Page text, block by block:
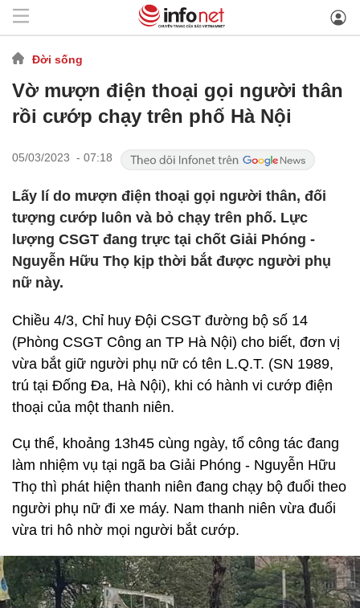
Đời sống
Vờ mượn điện thoại gọi người thân
rồi cướp chạy trên phố Hà Nội
05/03/2023 - 07:18
Lấy lí do mượn điện thoại gọi người thân, đối
tượng cướp luôn và bỏ chạy trên phố. Lực
lượng CSGT đang trực tại chốt Giải Phóng -
Nguyễn Hữu Thọ kịp thời bắt được người phụ
nữ này.
Chiều 4/3, Chỉ huy Đội CSGT đường bộ số 14
(Phòng CSGT Công an TP Hà Nội) cho biết, đơn vị
vừa bắt giữ người phụ nữ có tên L.Q.T. (SN 1989,
trú tại Đống Đa, Hà Nội), khi có hành vi cướp điện
thoại của một thanh niên.
Cụ thể, khoảng 13h45 cùng ngày, tổ công tác đang
làm nhiệm vụ tại ngã ba Giải Phóng - Nguyễn Hữu
Thọ thì phát hiện thanh niên đang chạy bộ đuổi theo
người phụ nữ đi xe máy. Nam thanh niên vừa đuổi
vừa tri hô nhờ mọi người bắt cướp.